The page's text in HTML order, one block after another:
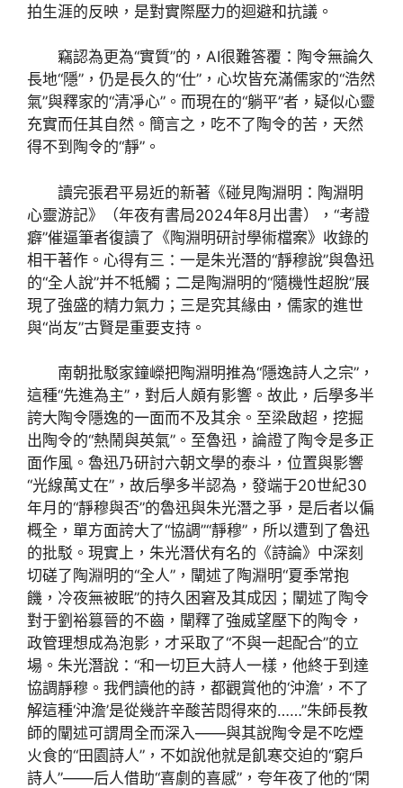
拍生涯的反映，是對實際壓力的迴避和抗議。
竊認為更為“實質”的，AI很難答覆：陶令無論久
長地“隱”，仍是長久的“仕”，心坎皆充滿儒家的“浩然
氣”與釋家的“清凈心”。而現在的“躺平”者，疑似心靈
充實而任其自然。簡言之，吃不了陶令的苦，天然
得不到陶令的“靜”。
讀完張君平易近的新著《碰見陶淵明：陶淵明
心靈游記》（年夜有書局2024年8月出書），“考證
癖”催逼筆者復讀了《陶淵明研討學術檔案》收錄的
相干著作。心得有三：一是朱光潛的“靜穆說”與魯迅
的“全人說”并不牴觸；二是陶淵明的“隨機性超脫”展
現了強盛的精力氣力；三是究其緣由，儒家的進世
與“尚友”古賢是重要支持。
南朝批駁家鐘嶸把陶淵明推為“隱逸詩人之宗”，
這種“先進為主”，對后人頗有影響。故此，后學多半
誇大陶令隱逸的一面而不及其余。至梁啟超，挖掘
出陶令的“熱鬧與英氣”。至魯迅，論證了陶令是多正
面作風。魯迅乃研討六朝文學的泰斗，位置與影響
“光線萬丈在”，故后學多半認為，發端于20世紀30
年月的“靜穆與否”的魯迅與朱光潛之爭，是后者以偏
概全，單方面誇大了“協調”“靜穆”，所以遭到了魯迅
的批駁。現實上，朱光潛伏有名的《詩論》中深刻
切磋了陶淵明的“全人”，闡述了陶淵明“夏季常抱
饑，冷夜無被眠”的持久困窘及其成因；闡述了陶令
對于劉裕篡晉的不齒，闡釋了強威望壓下的陶令，
政管理想成為泡影，才采取了“不與一起配合”的立
場。朱光潛說：“和一切巨大詩人一樣，他終于到達
協調靜穆。我們讀他的詩，都觀賞他的‘沖澹’，不了
解這種‘沖澹’是從幾許辛酸苦悶得來的……”朱師長教
師的闡述可謂周全而深入——與其說陶令是不吃煙
火食的“田園詩人”，不如說他就是飢寒交迫的“窮戶
詩人”——后人借助“喜劇的喜感”，夸年夜了他的“閑